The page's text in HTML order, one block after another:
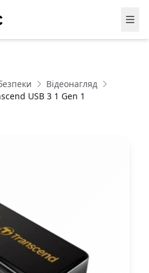
Відеонагляд
USB 3 1 Gen 1